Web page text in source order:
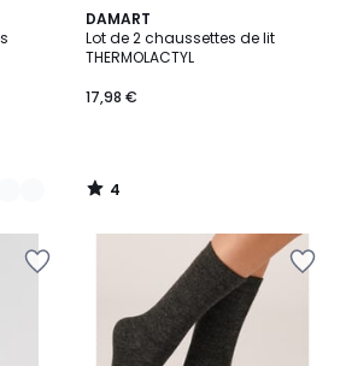
DAMART
Lot de 2 chaussettes de lit
THERMOLACTYL
17,98 €
4
/
5
4
/